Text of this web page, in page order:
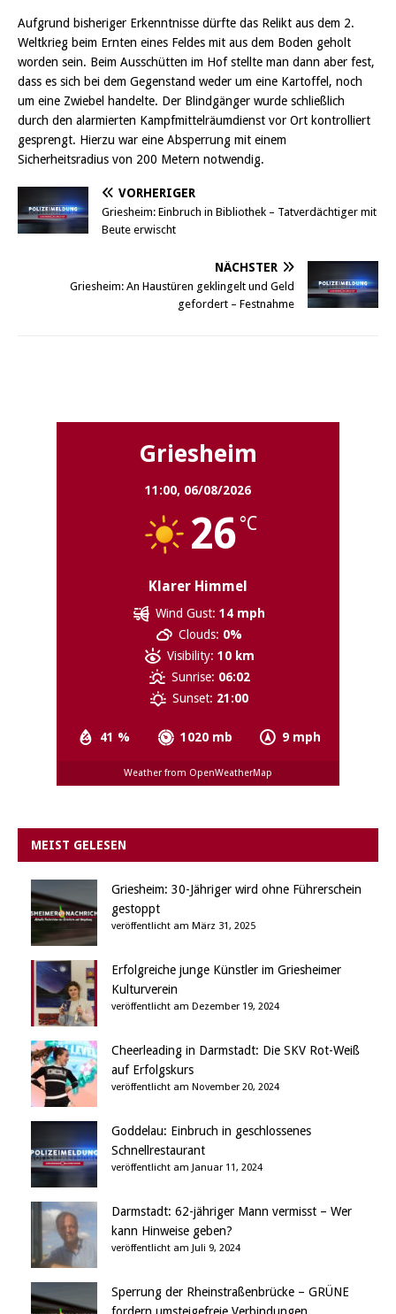
Aufgrund bisheriger Erkenntnisse dürfte das Relikt aus dem 2.
Weltkrieg beim Ernten eines Feldes mit aus dem Boden geholt
worden sein. Beim Ausschütten im Hof stellte man dann aber fest,
dass es sich bei dem Gegenstand weder um eine Kartoffel, noch
um eine Zwiebel handelte. Der Blindgänger wurde schließlich
durch den alarmierten Kampfmittelräumdienst vor Ort kontrolliert
gesprengt. Hierzu war eine Absperrung mit einem
Sicherheitsradius von 200 Metern notwendig.
VORHERIGER
Griesheim: Einbruch in Bibliothek – Tatverdächtiger mit
Beute erwischt
NÄCHSTER
Griesheim: An Haustüren geklingelt und Geld
gefordert – Festnahme
Griesheim
11:00, 06/08/2026
26°C
Klarer Himmel
41 % 1020 mb 9 mph
Wind Gust: 14 mph
Clouds: 0%
Visibility: 10 km
Sunrise: 06:02
Sunset: 21:00
Weather from OpenWeatherMap
MEIST GELESEN
Griesheim: 30-Jähriger wird ohne Führerschein
gestoppt
veröffentlicht am März 31, 2025
Erfolgreiche junge Künstler im Griesheimer
Kulturverein
veröffentlicht am Dezember 19, 2024
Cheerleading in Darmstadt: Die SKV Rot-Weiß
auf Erfolgskurs
veröffentlicht am November 20, 2024
Goddelau: Einbruch in geschlossenes
Schnellrestaurant
veröffentlicht am Januar 11, 2024
Darmstadt: 62-jähriger Mann vermisst – Wer
kann Hinweise geben?
veröffentlicht am Juli 9, 2024
Sperrung der Rheinstraßenbrücke – GRÜNE